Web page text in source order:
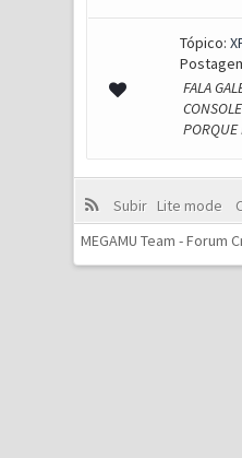
Tópico:
FALA
PORQUE
Subir Lite mode
MEGAMU Team - Forum